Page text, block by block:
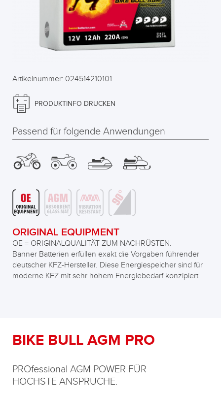
Artikelnummer: 024514210101
PRODUKTINFO DRUCKEN
Passend für folgende Anwendungen
ORIGINAL EQUIPMENT
OE = ORIGINALQUALITÄT ZUM NACHRÜSTEN.
Banner Batterien erfüllen exakt die Vorgaben führender
deutscher KFZ-Hersteller. Diese Energiespeicher sind für
moderne KFZ mit sehr hohem Energiebedarf konzipiert.
BIKE BULL AGM PRO
PROfessional AGM POWER FÜR
HÖCHSTE ANSPRÜCHE.